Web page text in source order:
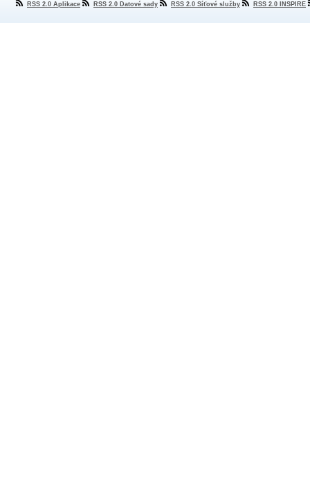
RSS 2.0 Aplikace
RSS 2.0 Datové sady RSS 2.0 Síťové služby RSS 2.0 INSPIRE